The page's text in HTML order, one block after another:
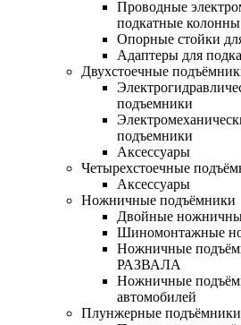
Проводные
подкатные колонны
Опорные стойки
Адаптеры для
Двухстоечные
подъемники
подъемники
Аксессуары
Четырехстоечные
Аксессуары
Ножничные подъёмники
Двойные
Шиномонтажные
Ножничные
РАЗВАЛА
Ножничные
автомобилей
Плунжерные подъёмники